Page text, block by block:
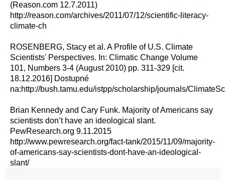
(Reason.com 12.7.2011)
http://reason.com/archives/2011/07/12/scientific-literacy-
climate-ch
ROSENBERG, Stacy et al. A Profile of U.S. Climate
Scientists' Perspectives. In: Climatic Change Volume
101, Numbers 3-4 (August 2010) pp. 311-329 [cit.
18.12.2016] Dostupné
na:http://bush.tamu.edu/istpp/scholarship/journals/
Brian Kennedy and Cary Funk. Majority of Americans say
scientists don’t have an ideological slant.
PewResearch.org 9.11.2015
http://www.pewresearch.org/fact-tank/2015/11/09/majority-
of-americans-say-scientists-dont-have-an-ideological-
slant/